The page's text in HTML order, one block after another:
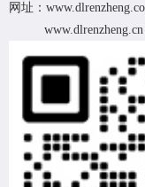
网址：
www.dlrenzheng.cn